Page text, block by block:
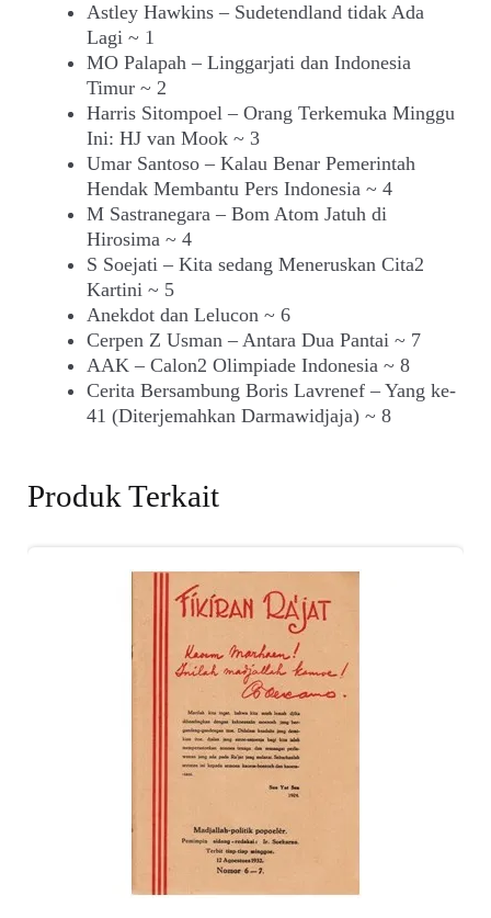
Astley Hawkins – Sudetendland tidak Ada
Lagi ~ 1
MO Palapah – Linggarjati dan Indonesia
Timur ~ 2
Harris Sitompoel – Orang Terkemuka Minggu
Ini: HJ van Mook ~ 3
Umar Santoso – Kalau Benar Pemerintah
Hendak Membantu Pers Indonesia ~ 4
M Sastranegara – Bom Atom Jatuh di
Hirosima ~ 4
S Soejati – Kita sedang Meneruskan Cita2
Kartini ~ 5
Anekdot dan Lelucon ~ 6
Cerpen Z Usman – Antara Dua Pantai ~ 7
AAK – Calon2 Olimpiade Indonesia ~ 8
Cerita Bersambung Boris Lavrenef – Yang ke-
41 (Diterjemahkan Darmawidjaja) ~ 8
Produk Terkait